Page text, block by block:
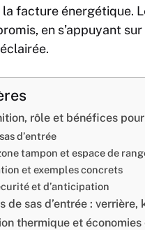
facture énergétique.
en s’appuyant
rôle et bénéfices
d’entrée
tampon et espace de
et exemples concrets
et d’anticipation
de sas d’entrée : verrière,
thermique et économies